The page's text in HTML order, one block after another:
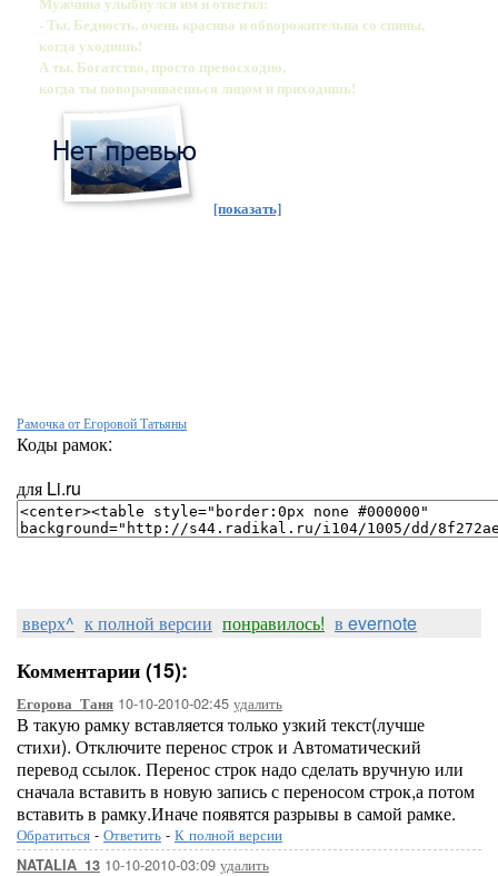
- Ты, Бедность, очень красива и обворожительна со спины,
когда уходишь!
А ты, Богатство, просто превосходно,
когда ты поворачиваешься лицом и приходишь!
[показать]
Рамочка от Егоровой Татьяны
Коды рамок:
для Li.ru
вверх^ к полной версии понравилось! в evernote
Комментарии (15):
Егорова_Таня 10-10-2010-02:45 удалить
В такую рамку вставляется только узкий текст(лучше
стихи). Отключите перенос строк и Автоматический
перевод ссылок. Перенос строк надо сделать вручную или
сначала вставить в новую запись с переносом строк,а потом
вставить в рамку.Иначе появятся разрывы в самой рамке.
Обратиться - Ответить - К полной версии
NATALIA_13 10-10-2010-03:09 удалить